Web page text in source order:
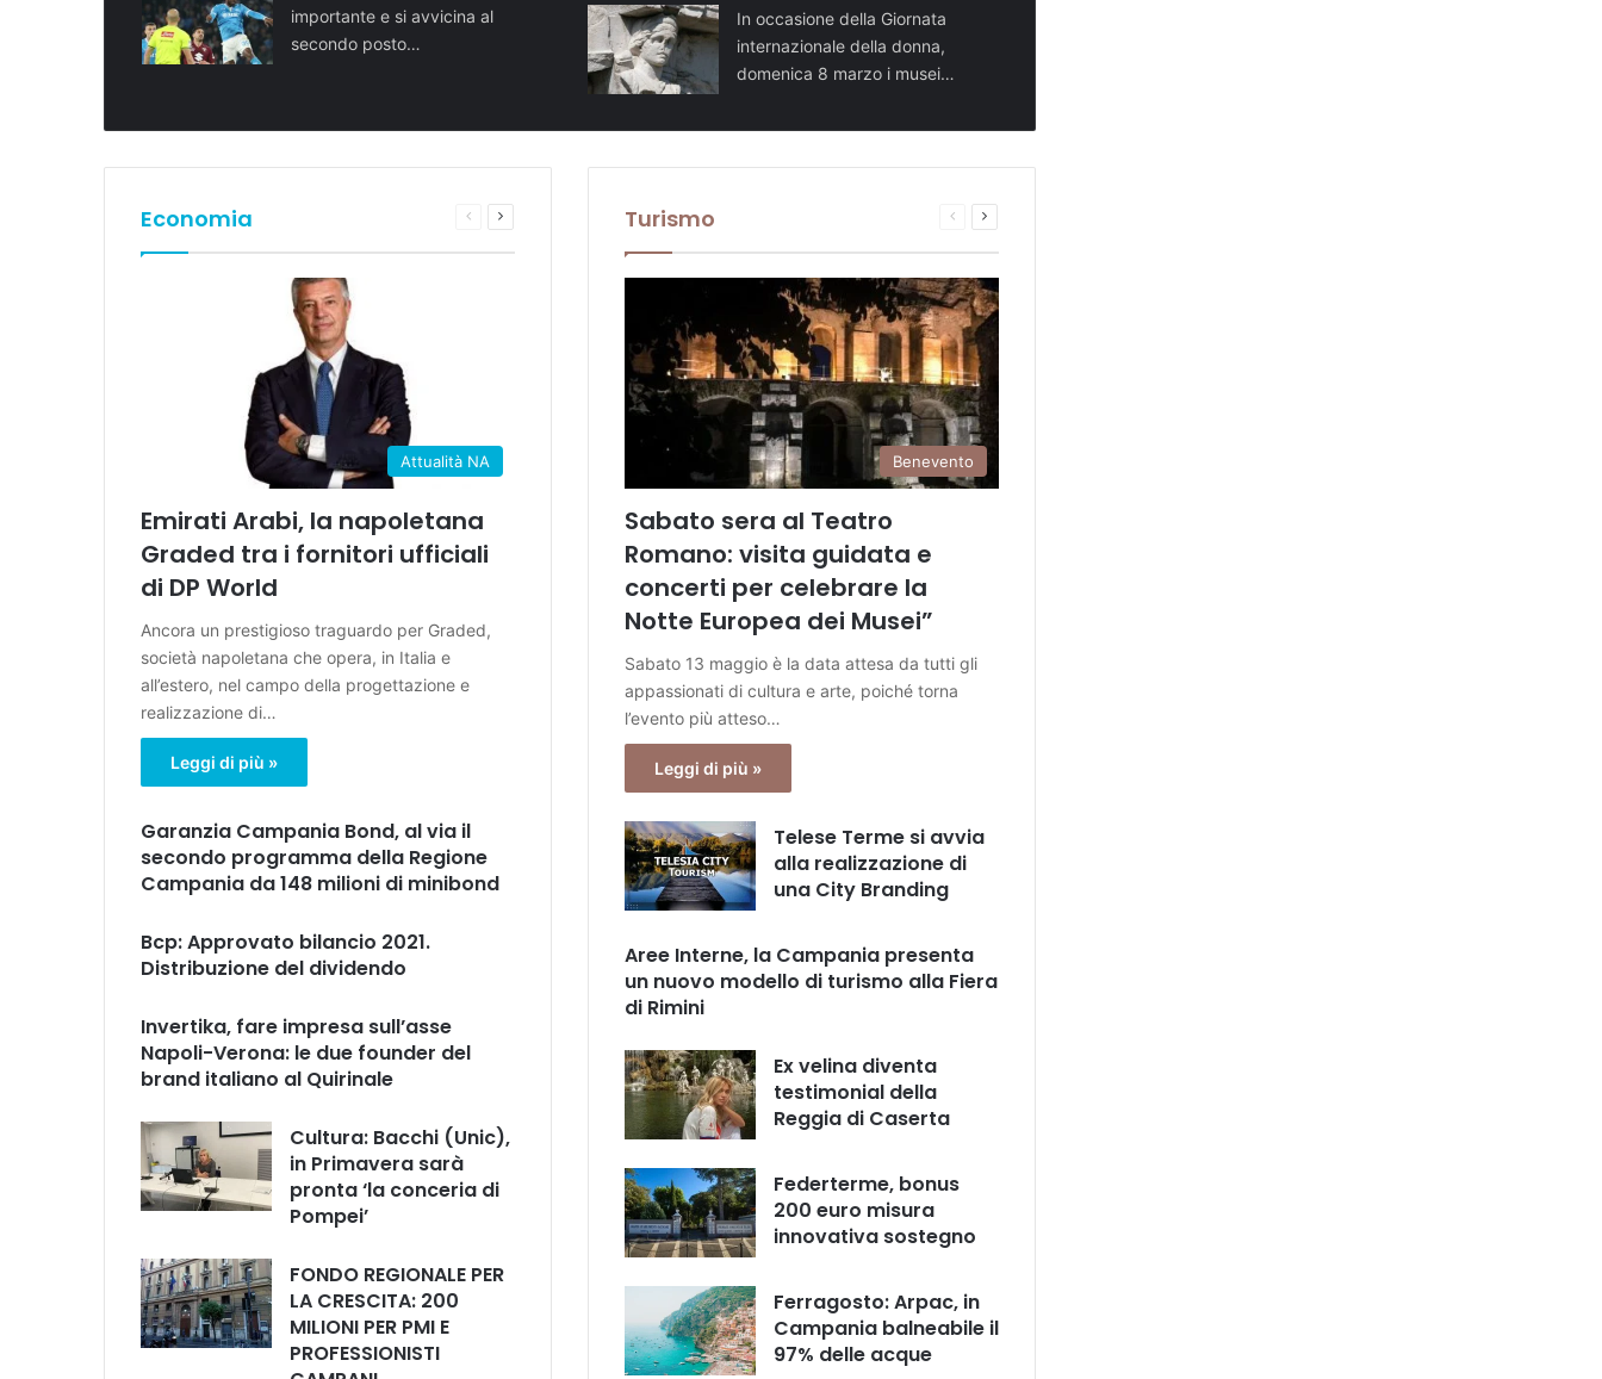
importante e si avvicina al
secondo posto…
In occasione della Giornata
internazionale della donna,
domenica 8 marzo i musei…
Economia
Pagina
Attualità NA
Emirati Arabi, la napoletana
Graded tra i fornitori ufficiali
di DP World
Ancora un prestigioso traguardo per Graded,
società napoletana che opera, in Italia e
all’estero, nel campo della progettazione e
realizzazione di…
Leggi di più »
Garanzia Campania Bond, al via il
secondo programma della Regione
Campania da 148 milioni di minibond
Bcp: Approvato bilancio 2021.
Distribuzione del dividendo
Invertika, fare impresa sull’asse
Napoli-Verona: le due founder del
brand italiano al Quirinale
Cultura: Bacchi (Unic),
in Primavera sarà
pronta ‘la conceria di
Pompei’
FONDO REGIONALE PER
LA CRESCITA: 200
MILIONI PER PMI E
PROFESSIONISTI
Turismo
Pagina
Benevento
Sabato sera al Teatro
Romano: visita guidata e
concerti per celebrare la
Notte Europea dei Musei”
Sabato 13 maggio è la data attesa da tutti gli
appassionati di cultura e arte, poiché torna
l’evento più atteso…
Leggi di più »
Telese Terme si avvia
alla realizzazione di
una City Branding
Aree Interne, la Campania presenta
un nuovo modello di turismo alla Fiera
di Rimini
Ex velina diventa
testimonial della
Reggia di Caserta
Federterme, bonus
200 euro misura
innovativa sostegno
Ferragosto: Arpac, in
Campania balneabile il
97% delle acque